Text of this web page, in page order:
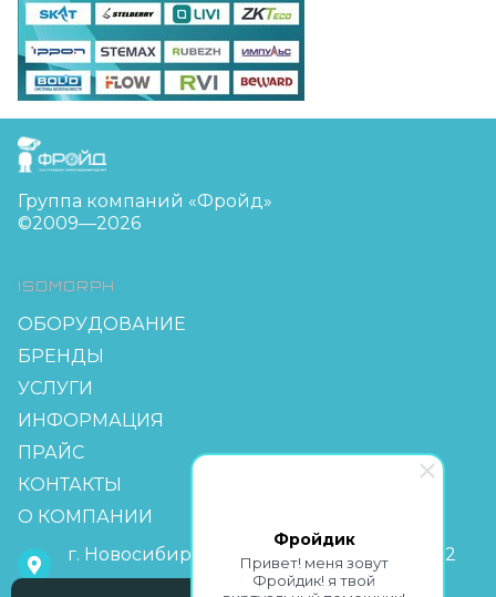
Фройдик
Привет! меня зовут
Фройдик! я твой
FreudGroup
Группа компаний «Фройд»
©2009—2026
ISOMORPH
ОБОРУДОВАНИЕ
БРЕНДЫ
УСЛУГИ
ИНФОРМАЦИЯ
ПРАЙС
КОНТАКТЫ
О КОМПАНИИ
г. Новосибирск, мкр Горский 63, офис 2-2